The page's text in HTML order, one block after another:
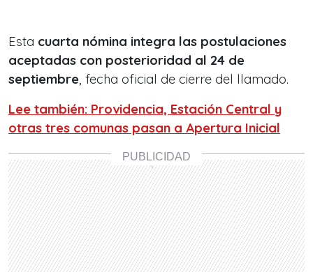
Esta cuarta nómina integra las postulaciones
aceptadas con posterioridad al 24 de
septiembre, fecha oficial de cierre del llamado.
Lee también: Providencia, Estación Central y
otras tres comunas pasan a Apertura Inicial